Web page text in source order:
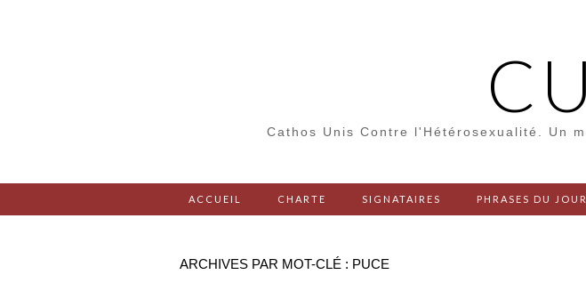
Cathos Unis Contre l'Hétérosexualité. Un
ACCUEIL CHARTE SIGNATAIRES PHRASES DU JOUR
ARCHIVES PAR MOT-CLÉ : PUCE